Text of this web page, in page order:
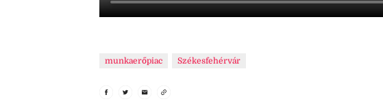
munkaerőpiac Székesfehérvár